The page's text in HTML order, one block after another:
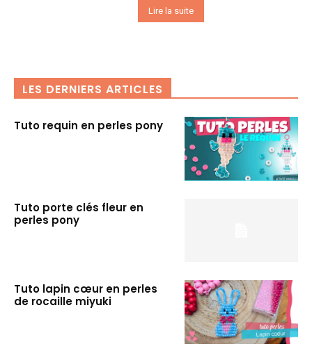
Lire la suite
LES DERNIERS ARTICLES
Tuto requin en perles pony
Tuto porte clés fleur en
perles pony
Tuto lapin cœur en perles
de rocaille miyuki